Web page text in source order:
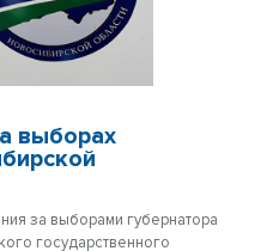
выборах
за выборами губернатора
государственного